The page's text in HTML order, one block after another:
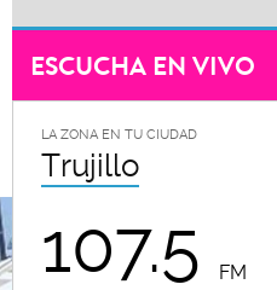
ESCUCHA EN VIVO
LA ZONA EN TU CIUDAD
Trujillo
107.5 FM